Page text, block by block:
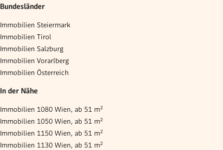
Bundesländer
Immobilien Steiermark
Immobilien Tirol
Immobilien Salzburg
Immobilien Vorarlberg
Immobilien Österreich
In der Nähe
Immobilien 1080 Wien, ab 51 m²
Immobilien 1050 Wien, ab 51 m²
Immobilien 1150 Wien, ab 51 m²
Immobilien 1130 Wien, ab 51 m²